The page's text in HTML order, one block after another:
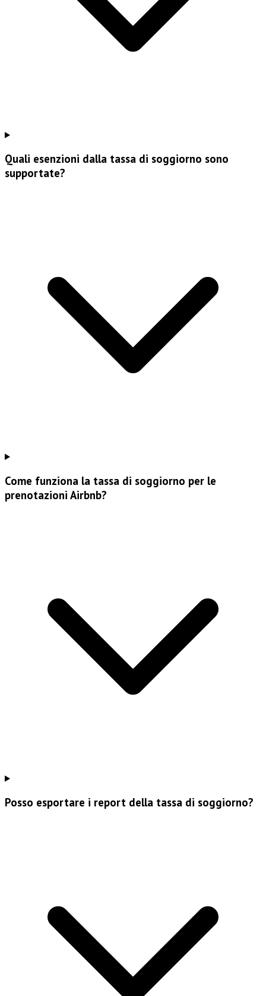
Quali esenzioni dalla tassa di soggiorno sono
supportate?
Come funziona la tassa di soggiorno per le
prenotazioni Airbnb?
Posso esportare i report della tassa di soggiorno?